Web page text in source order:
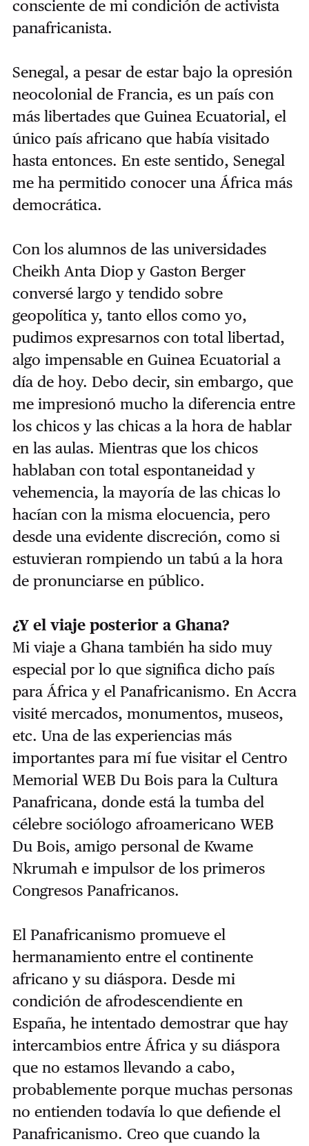
consciente de mi condición de activista
panafricanista.
Senegal, a pesar de estar bajo la opresión
neocolonial de Francia, es un país con
más libertades que Guinea Ecuatorial, el
único país africano que había visitado
hasta entonces. En este sentido, Senegal
me ha permitido conocer una África más
democrática.
Con los alumnos de las universidades
Cheikh Anta Diop y Gaston Berger
conversé largo y tendido sobre
geopolítica y, tanto ellos como yo,
pudimos expresarnos con total libertad,
algo impensable en Guinea Ecuatorial a
día de hoy. Debo decir, sin embargo, que
me impresionó mucho la diferencia entre
los chicos y las chicas a la hora de hablar
en las aulas. Mientras que los chicos
hablaban con total espontaneidad y
vehemencia, la mayoría de las chicas lo
hacían con la misma elocuencia, pero
desde una evidente discreción, como si
estuvieran rompiendo un tabú a la hora
de pronunciarse en público.
¿Y el viaje posterior a Ghana?
Mi viaje a Ghana también ha sido muy
especial por lo que significa dicho país
para África y el Panafricanismo. En Accra
visité mercados, monumentos, museos,
etc. Una de las experiencias más
importantes para mí fue visitar el Centro
Memorial WEB Du Bois para la Cultura
Panafricana, donde está la tumba del
célebre sociólogo afroamericano WEB
Du Bois, amigo personal de Kwame
Nkrumah e impulsor de los primeros
Congresos Panafricanos.
El Panafricanismo promueve el
hermanamiento entre el continente
africano y su diáspora. Desde mi
condición de afrodescendiente en
España, he intentado demostrar que hay
intercambios entre África y su diáspora
que no estamos llevando a cabo,
probablemente porque muchas personas
no entienden todavía lo que defiende el
Panafricanismo. Creo que cuando la